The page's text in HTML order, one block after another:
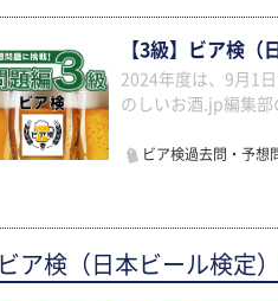
【3級】ビア検（
2024年度は、9月1
のしいお酒.jp編集
ビア検過去問・予想
ビア検（日本ビール検定